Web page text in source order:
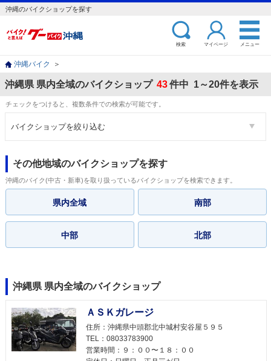
沖縄のバイクショップを探す
検索 マイページ メニュー
沖縄バイク ＞
沖縄県 県内全域のバイクショップ 43件中 1～20件を表示
チェックをつけると、複数条件での検索が可能です。
バイクショップを絞り込む
その他地域のバイクショップを探す
沖縄のバイク(中古・新車)を取り扱っているバイクショップを検索できます。
県内全域 南部
中部 北部
沖縄県 県内全域のバイクショップ
ＡＳＫガレージ
住所： 沖縄県中頭郡北中城村安谷屋５９５
TEL： 08033783900
営業時間： ９：００〜１８：００